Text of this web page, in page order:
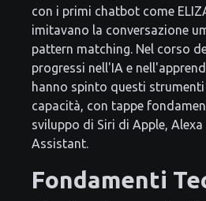
con i primi chatbot come
imitavano la conversazione
pattern matching. Nel corso
progressi nell'IA e
hanno spinto questi
capacità, con tappe
sviluppo di Siri di Apple,
Assistant.
Fondamenti